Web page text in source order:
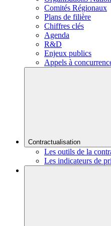
Comités Régionaux
Plans de filière
Chiffres clés
Agenda
R&D
Enjeux publics
Appels à
Contractualisation
Les outils de la
Les indicateurs de